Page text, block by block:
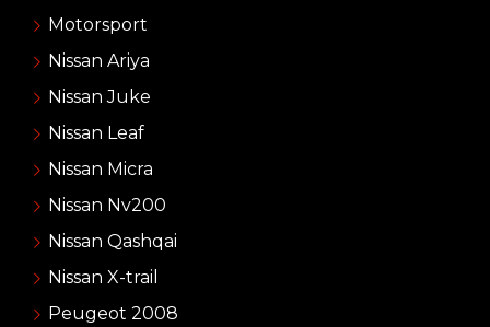
Motorsport
Nissan Ariya
Nissan Juke
Nissan Leaf
Nissan Micra
Nissan Nv200
Nissan Qashqai
Nissan X-trail
Peugeot 2008